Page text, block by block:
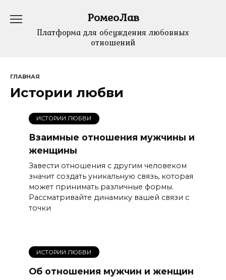
содержанию
РомеоЛав
Платформа для обсуждения любовных
отношений
ГЛАВНАЯ
Истории любви
ИСТОРИИ ЛЮБВИ
Взаимные отношения мужчины и
женщины
Завести отношения с другим человеком
значит создать уникальную связь, которая
может принимать различные формы.
Рассматривайте динамику вашей связи с
точки
ИСТОРИИ ЛЮБВИ
Об отношения мужчин и женщин